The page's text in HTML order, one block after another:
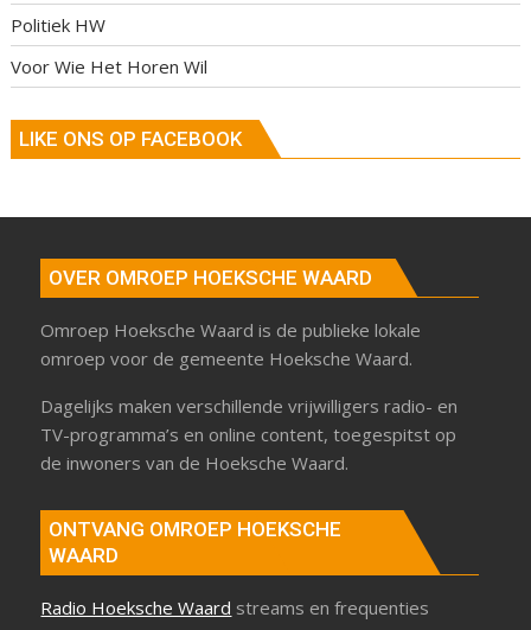
Politiek HW
Voor Wie Het Horen Wil
LIKE ONS OP FACEBOOK
OVER OMROEP HOEKSCHE WAARD
Omroep Hoeksche Waard is de publieke lokale
omroep voor de gemeente Hoeksche Waard.
Dagelijks maken verschillende vrijwilligers radio- en
TV-programma’s en online content, toegespitst op
de inwoners van de Hoeksche Waard.
ONTVANG OMROEP HOEKSCHE
WAARD
Radio Hoeksche Waard streams en frequenties